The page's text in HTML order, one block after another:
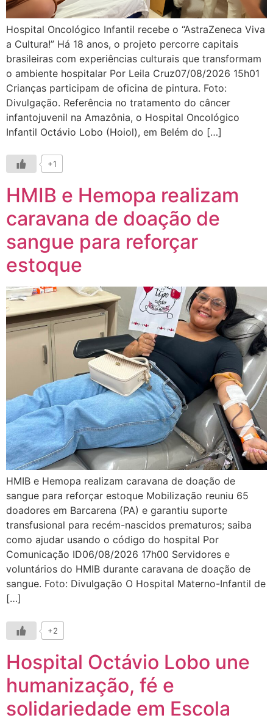
Hospital Oncológico Infantil recebe o “AstraZeneca Viva
a Cultura!” Há 18 anos, o projeto percorre capitais
brasileiras com experiências culturais que transformam
o ambiente hospitalar Por Leila Cruz07/08/2026 15h01
Crianças participam de oficina de pintura. Foto:
Divulgação. Referência no tratamento do câncer
infantojuvenil na Amazônia, o Hospital Oncológico
Infantil Octávio Lobo (Hoiol), em Belém do […]
+1
HMIB e Hemopa realizam
caravana de doação de
sangue para reforçar
estoque
HMIB e Hemopa realizam caravana de doação de
sangue para reforçar estoque Mobilização reuniu 65
doadores em Barcarena (PA) e garantiu suporte
transfusional para recém-nascidos prematuros; saiba
como ajudar usando o código do hospital Por
Comunicação ID06/08/2026 17h00 Servidores e
voluntários do HMIB durante caravana de doação de
sangue. Foto: Divulgação O Hospital Materno-Infantil de
[…]
+2
Hospital Octávio Lobo une
humanização, fé e
solidariedade em Escola